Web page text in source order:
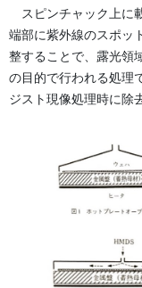
スピンチャック上に
端部に紫外線のスポッ
整することで、露光領
の目的で行われる処理
ジスト現像処理時に除